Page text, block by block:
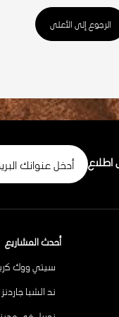
الرجوع إلى الأعلى
اطلاع
أحدث المشاريع
سيتي ووك
ند الشبا جاردنز